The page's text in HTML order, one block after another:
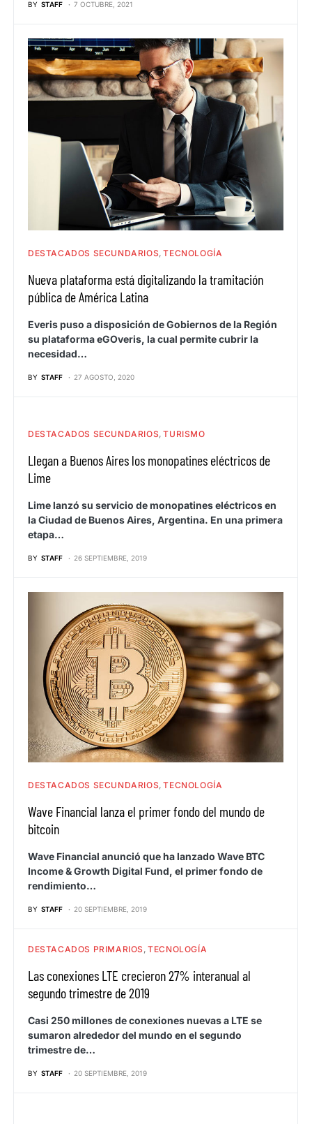
BY STAFF 7 OCTUBRE, 2021
DESTACADOS SECUNDARIOS TECNOLOGÍA
Nueva plataforma está digitalizando la tramitación
pública de América Latina
Everis puso a disposición de Gobiernos de la Región
su plataforma eGOveris, la cual permite cubrir la
necesidad…
BY STAFF 27 AGOSTO, 2020
DESTACADOS SECUNDARIOS TURISMO
Llegan a Buenos Aires los monopatines eléctricos de
Lime
Lime lanzó su servicio de monopatines eléctricos en
la Ciudad de Buenos Aires, Argentina. En una primera
etapa…
BY STAFF 26 SEPTIEMBRE, 2019
DESTACADOS SECUNDARIOS TECNOLOGÍA
Wave Financial lanza el primer fondo del mundo de
bitcoin
Wave Financial anunció que ha lanzado Wave BTC
Income & Growth Digital Fund, el primer fondo de
rendimiento…
BY STAFF 20 SEPTIEMBRE, 2019
DESTACADOS PRIMARIOS TECNOLOGÍA
Las conexiones LTE crecieron 27% interanual al
segundo trimestre de 2019
Casi 250 millones de conexiones nuevas a LTE se
sumaron alrededor del mundo en el segundo
trimestre de…
BY STAFF 20 SEPTIEMBRE, 2019